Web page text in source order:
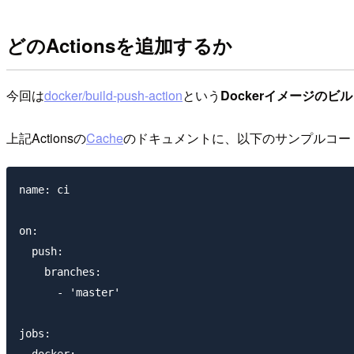
どのActionsを追加するか
今回はdocker/build-push-actionという Dockerイメージのビ
上記ActionsのCacheのドキュメントに、以下のサンプルコ
name: ci
on:
  push:
    branches:
      - 'master'
jobs: